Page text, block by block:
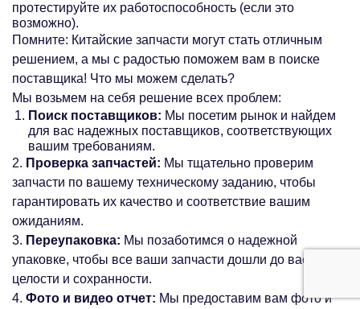
протестируйте их работоспособность (если это
возможно).
Помните: Китайские запчасти могут стать отличным
решением, а мы с радостью поможем вам в поиске
поставщика! Что мы можем сделать?
Мы возьмем на себя решение всех проблем:
Поиск поставщиков: Мы посетим рынок и найдем
для вас надежных поставщиков, соответствующих
вашим требованиям.
2. Проверка запчастей: Мы тщательно проверим
запчасти по вашему техническому заданию, чтобы
гарантировать их качество и соответствие вашим
ожиданиям.
3. Переупаковка: Мы позаботимся о надежной
упаковке, чтобы все ваши запчасти дошли до вас в
целости и сохранности.
4. Фото и видео отчет: Мы предоставим вам фото и